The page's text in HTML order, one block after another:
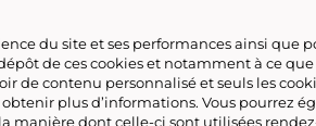
Rejoignez-nous Nous contacter
Gérer mes
Accessibilité : Non conforme Tous nos produits
du site et ses performances ainsi que
de ces cookies et notamment à ce
de contenu personnalisé et seuls les
plus d’informations. Vous pourrez
manière dont celle-ci sont utilisées